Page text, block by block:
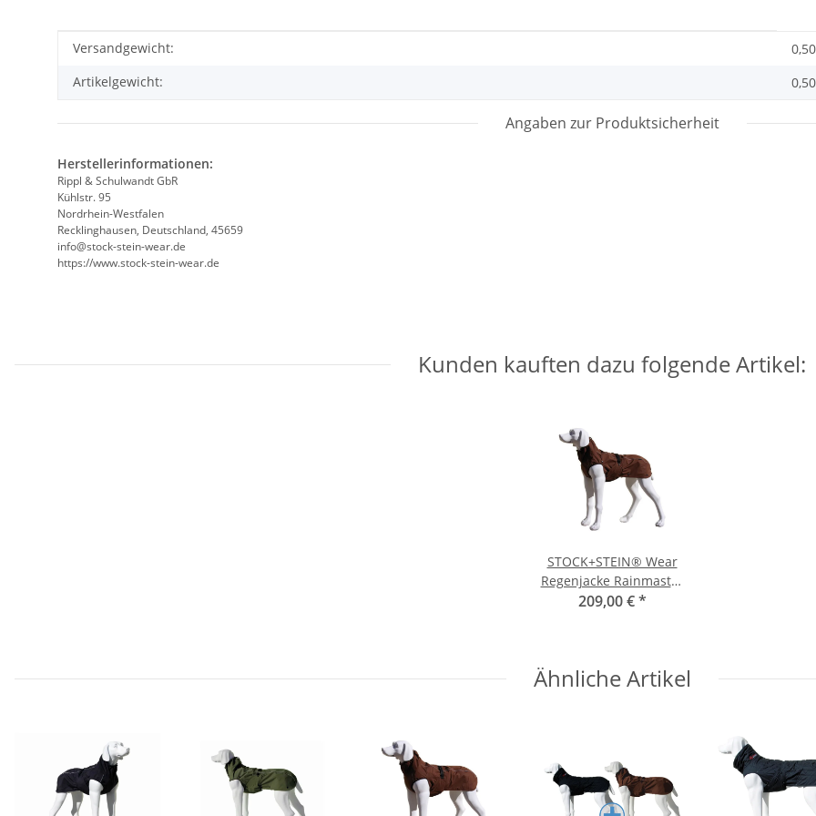
Produkteigenschaft
Wert
Versandgewicht:
Artikelgewicht:
0,50
Angaben zur Produktsicherheit
Herstellerinformationen:
Rippl & Schulwandt GbR
Kühlstr. 95
Nordrhein-Westfalen
Recklinghausen, Deutschland, 45659
info@stock-stein-wear.de
https://www.stock-stein-wear.de
Kunden kauften dazu folgende Artikel:
STOCK+STEIN® Wear
Regenjacke Rainmaster
Chocolate dunkelbraun
209,00 €*
Ähnliche Artikel